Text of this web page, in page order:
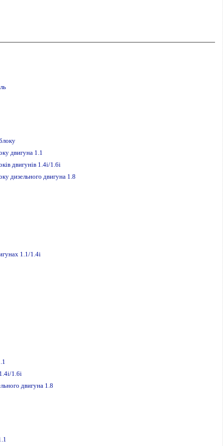
двигуна 1.1
двигунів 1.4i/1.6i
дизельного двигуна 1.8
1.1/1.4i
1.4i/1.6i
двигуна 1.8